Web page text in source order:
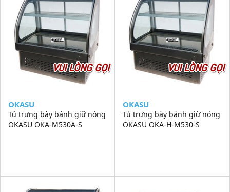
VUI LÒNG GỌI
OKASU
Tủ trưng bày bánh giữ nóng
OKASU OKA-M530A-S
VUI LÒNG GỌI
OKASU
Tủ trưng bày bánh giữ nóng
OKASU OKA-H-M530-S